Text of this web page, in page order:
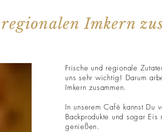
Imkern
Frische und regionale
uns sehr wichtig! Darum
Imkern zusammen.
In unserem Café kannst Du
Backprodukte und sogar
genießen.